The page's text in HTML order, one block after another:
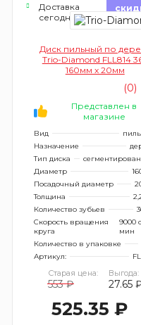
Доставка
сегодня
Диск пильный по
Trio-Diamond FLL814
160мм x 20мм
(0)
Представлен в
магазине
Вид
Назначение
Тип диска
Диаметр
Посадочный диаметр
Толщина
Количество зубьев
Скорость вращения
круга
9000
мин
Количество в упаковке
Артикул:
Старая цена:
553 ₽
Выгода:
27.65
525.35 ₽